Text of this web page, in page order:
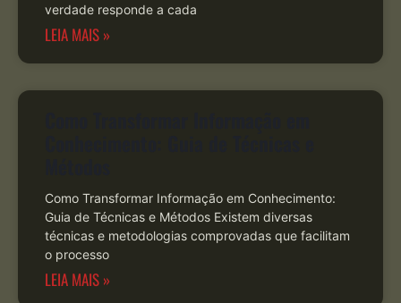
verdade responde a cada
LEIA MAIS »
Como Transformar Informação em Conhecimento:
Guia de Técnicas e Métodos Existem diversas
técnicas e metodologias comprovadas que facilitam
o processo
LEIA MAIS »